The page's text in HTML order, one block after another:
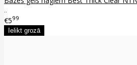
..
€599